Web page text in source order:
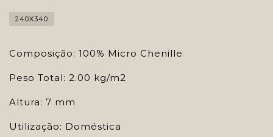
240X340
Composição: 100% Micro Chenille
Peso Total: 2.00 kg/m2
Altura: 7 mm
Utilização: Doméstica